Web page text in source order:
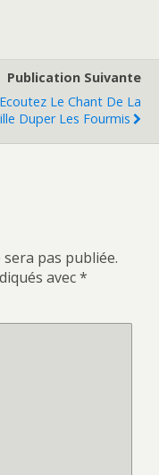
Publication Suivante
Ecoutez Le Chant De La
Duper Les Fourmis
pas publiée.
avec*